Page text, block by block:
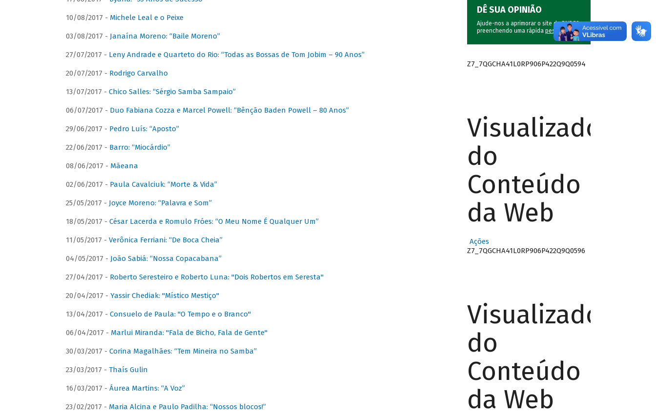
10/08/2017 - Michele Leal e o Peixe
03/08/2017 - Janaína Moreno: “Baile Moreno”
27/07/2017 - Leny Andrade e Quarteto do Rio: “Todas as Bossas de Tom Jobim – 90 Anos”
20/07/2017 - Rodrigo Carvalho
13/07/2017 - Chico Salles: “Sérgio Samba Sampaio”
06/07/2017 - Duo Fabiana Cozza e Marcel Powell: “Bênção Baden Powell – 80 Anos”
29/06/2017 - Pedro Luís: “Aposto”
22/06/2017 - Barro: “Miocárdio”
08/06/2017 - Mãeana
02/06/2017 - Paula Cavalciuk: “Morte & Vida”
25/05/2017 - Joyce Moreno: “Palavra e Som”
18/05/2017 - César Lacerda e Romulo Fróes: “O Meu Nome É Qualquer Um”
11/05/2017 - Verônica Ferriani: “De Boca Cheia”
04/05/2017 - João Sabiá: “Nossa Copacabana”
27/04/2017 - Roberto Seresteiro e Roberto Luna: "Dois Robertos em Seresta"
20/04/2017 - Yassir Chediak: "Místico Mestiço"
13/04/2017 - Consuelo de Paula: "O Tempo e o Branco"
06/04/2017 - Marlui Miranda: "Fala de Bicho, Fala de Gente"
30/03/2017 - Corina Magalhães: “Tem Mineira no Samba”
23/03/2017 - Thaís Gulin
16/03/2017 - Áurea Martins: “A Voz”
23/02/2017 - Maria Alcina e Paulo Padilha: “Nossos blocos!”
DÊ SUA OPINIÃO
Ajude-nos a aprimorar o site do BNDES
preenchendo uma rápida pesquisa.
Z7_7QGCHA41L0RP906P422Q9Q0594
Visualizador
do
Conteúdo
da Web
Ações
Z7_7QGCHA41L0RP906P422Q9Q0596
Visualizador
do
Conteúdo
da Web